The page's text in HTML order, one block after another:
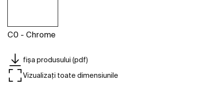
C0 - Chrome
fișa produsului (pdf)
Vizualizați toate dimensiunile